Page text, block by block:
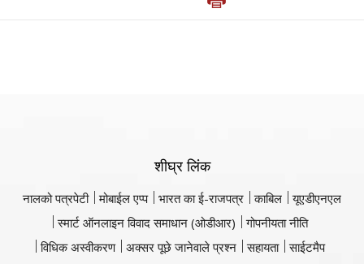
शीघ्र लिंक
नालको पत्रपेटी मोबाईल एप्प भारत का ई-राजपत्र काबिल
यूएडीएनएल
स्मार्ट ऑनलाइन विवाद समाधान (ओडीआर)
गोपनीयता नीति
विधिक अस्वीकरण
अक्सर पूछे जानेवाले प्रश्न सहायता साईटमैप